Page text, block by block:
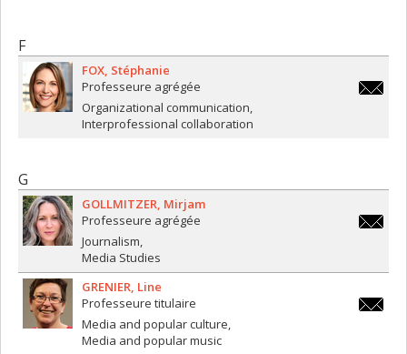
F
FOX Stéphanie
Professeure agrégée
Organizational communication
Interprofessional collaboration
G
GOLLMITZER Mirjam
Professeure agrégée
Journalism
Media Studies
GRENIER Line
Professeure titulaire
Media and popular culture
Media and popular music